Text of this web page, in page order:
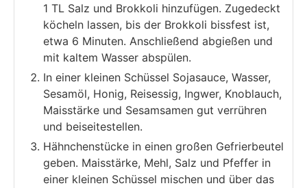
1 TL Salz und Brokkoli hinzufügen. Zugedeckt
köcheln lassen, bis der Brokkoli bissfest ist,
etwa 6 Minuten. Anschließend abgießen und
mit kaltem Wasser abspülen.
In einer kleinen Schüssel Sojasauce, Wasser,
Sesamöl, Honig, Reisessig, Ingwer, Knoblauch,
Maisstärke und Sesamsamen gut verrühren
und beiseitestellen.
Hähnchenstücke in einen großen Gefrierbeutel
geben. Maisstärke, Mehl, Salz und Pfeffer in
einer kleinen Schüssel mischen und über das